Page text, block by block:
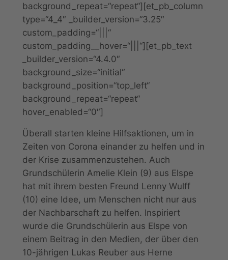
background_repeat=“repeat“][et_pb_column
type=“4_4″ _builder_version=“3.25″
custom_padding=“|||“
custom_padding__hover=“|||“][et_pb_text
_builder_version=“4.4.0″
background_size=“initial“
background_position=“top_left“
background_repeat=“repeat“
hover_enabled=“0″]
Überall starten kleine Hilfsaktionen, um in
Zeiten von Corona einander zu helfen und in
der Krise zusammenzustehen. Auch
Grundschülerin Amelie Klein (9) aus Elspe
hat mit ihrem besten Freund Lenny Wulff
(10) eine Idee, um Menschen nicht nur aus
der Nachbarschaft zu helfen. Inspiriert
wurde die Grundschülerin aus Elspe von
einem Beitrag in den Medien, der über den
10-jährigen Lukas Reuber aus Herne